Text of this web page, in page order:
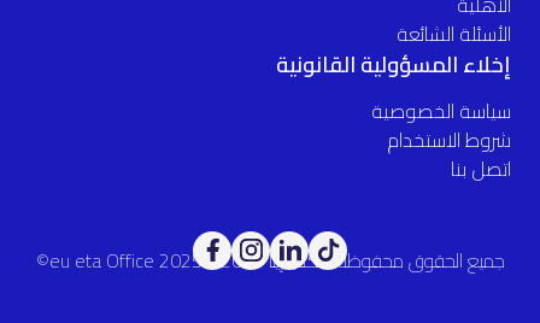
الأسئلة الشائعة
إخلاء المسؤولية القانونية
سياسة الخصوصية
شروط الاستخدام
اتصل بنا
جميع الحقوق محفوظة. مكتب إيتا 2025© eu eta Office 2025©